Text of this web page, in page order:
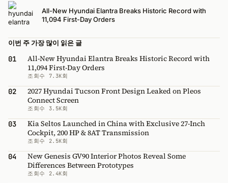
All-New Hyundai Elantra Breaks Historic Record with
11,094 First-Day Orders
이번 주 가장 많이 읽은 글
01
All-New Hyundai Elantra Breaks Historic Record with
11,094 First-Day Orders
조회수 7.3K회
02
2027 Hyundai Tucson Front Design Leaked on Pleos
Connect Screen
조회수 3.5K회
03
Kia Seltos Launched in China with Exclusive 27-Inch
Cockpit, 200 HP & 8AT Transmission
조회수 2.5K회
04
New Genesis GV90 Interior Photos Reveal Some
Differences Between Prototypes
조회수 2.4K회